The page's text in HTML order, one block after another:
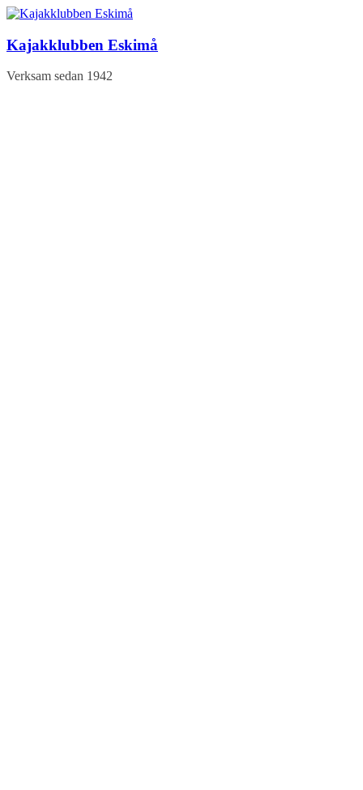
Hoppa
innehåll
Kajakklubben Eskimå
Verksam sedan 1942